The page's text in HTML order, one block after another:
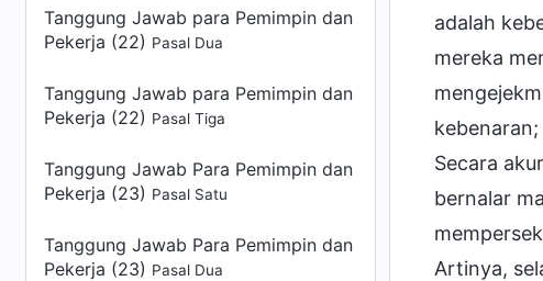
Tanggung Jawab para Pemimpin dan
Pekerja (22) Pasal Dua
Tanggung Jawab para Pemimpin dan
Pekerja (22) Pasal Tiga
Tanggung Jawab Para Pemimpin dan
Pekerja (23) Pasal Satu
Tanggung Jawab Para Pemimpin dan
Pekerja (23) Pasal Dua
adalah
mereka
Secara
bernalar
Artinya,